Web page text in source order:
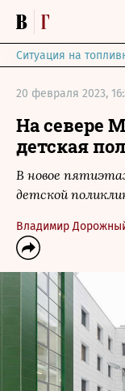
Ситуация на
20 февраля 2023,
На севере
детская
В новое
детской
Владимир